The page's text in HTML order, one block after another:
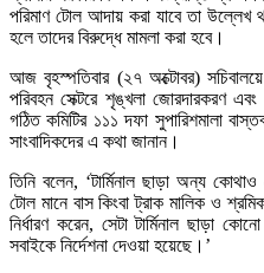
পরিমাণ টোল আদায় করা যাবে তা উল্লেখ
হলে তাদের বিরুদ্ধে মামলা করা হবে।
আজ বৃহস্পতিবার (২৭ অক্টোবর) সচিবালয়ে
পরিবহন সেক্টরে শৃঙ্খলা জোরদারকরণ এবং
গঠিত কমিটির ১১১ দফা সুপারিশমালা
সাংবাদিকদের এ কথা জানান।
তিনি বলেন, ‘টার্মিনাল ছাড়া অন্য
টোল মানে বাস কিংবা ট্রাক মালিক ও
নির্ধারণ করেন, সেটা টার্মিনাল ছাড়া
সবাইকে নির্দেশনা দেওয়া হয়েছে।’